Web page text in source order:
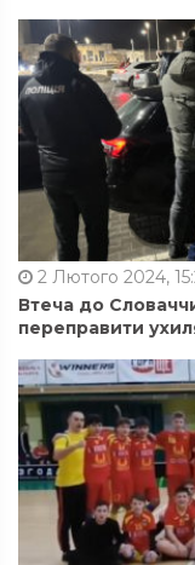
2 Лютого 2024,
Втеча до
переправити